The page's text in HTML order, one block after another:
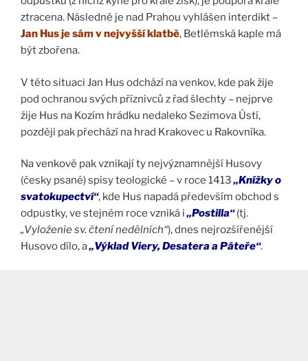
ztracena. Následně je nad Prahou vyhlášen interdikt –
Jan Hus je sám v nejvyšší klatbě, Betlémská kaple má
být zbořena.
V této situaci Jan Hus odchází na venkov, kde pak žije
pod ochranou svých příznivců z řad šlechty – nejprve
žije Hus na Kozím hrádku nedaleko Sezimova Ústí,
později pak přechází na hrad Krakovec u Rakovníka.
Na venkově pak vznikají ty nejvýznamnější Husovy
(česky psané) spisy teologické – v roce 1413„Knížky o
svatokupectví“, kde Hus napadá především obchod s
odpustky, ve stejném roce vzniká i„Postilla“ (tj.
„Vyloženie sv. čtení nedělních“), dnes nejrozšířenější
Husovo dílo, a„Výklad Viery, Desatera a Páteře“.